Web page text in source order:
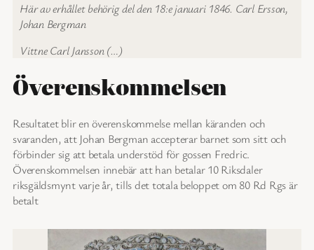
Här av erhållet behörig del den 18:e januari 1846. Carl Ersson,
Johan Bergman
Vittne Carl Jansson (…)
Överenskommelsen
Resultatet blir en överenskommelse mellan käranden och
svaranden, att Johan Bergman accepterar barnet som sitt och
förbinder sig att betala understöd för gossen Fredric.
Överenskommelsen innebär att han betalar 10 Riksdaler
riksgäldsmynt varje år, tills det totala beloppet om 80 Rd Rgs är
betalt